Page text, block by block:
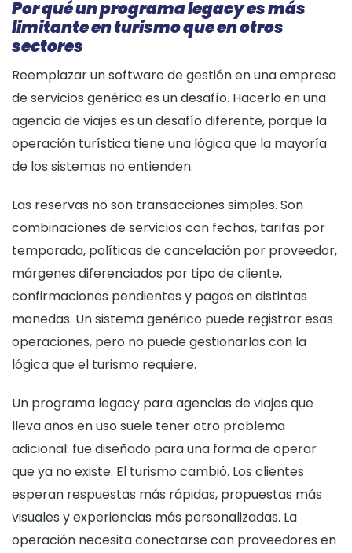
Por qué un programa legacy es más
limitante en turismo que en otros
sectores
Reemplazar un software de gestión en una empresa
de servicios genérica es un desafío. Hacerlo en una
agencia de viajes es un desafío diferente, porque la
operación turística tiene una lógica que la mayoría
de los sistemas no entienden.
Las reservas no son transacciones simples. Son
combinaciones de servicios con fechas, tarifas por
temporada, políticas de cancelación por proveedor,
márgenes diferenciados por tipo de cliente,
confirmaciones pendientes y pagos en distintas
monedas. Un sistema genérico puede registrar esas
operaciones, pero no puede gestionarlas con la
lógica que el turismo requiere.
Un programa legacy para agencias de viajes que
lleva años en uso suele tener otro problema
adicional: fue diseñado para una forma de operar
que ya no existe. El turismo cambió. Los clientes
esperan respuestas más rápidas, propuestas más
visuales y experiencias más personalizadas. La
operación necesita conectarse con proveedores en